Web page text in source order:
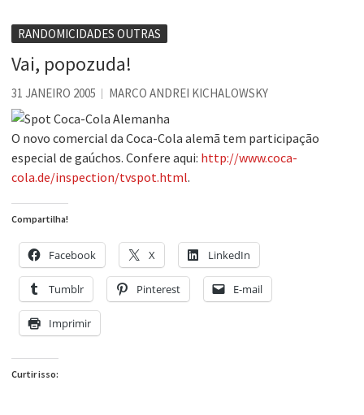
A construção da urbanidade
Aprender a fracassar é o segredo do sucesso
Contardo Calligaris prega o “direito à tristeza”
Esse tal de Rock Gaúcho
RANDOMICIDADES OUTRAS
Vai, popozuda!
31 JANEIRO 2005 MARCO ANDREI KICHALOWSKY
O novo comercial da Coca-Cola alemã tem participação
especial de gaúchos. Confere aqui: http://www.coca-
cola.de/inspection/tvspot.html.
Compartilha!
Facebook X LinkedIn
Tumblr Pinterest E-mail
Imprimir
Curtir isso: